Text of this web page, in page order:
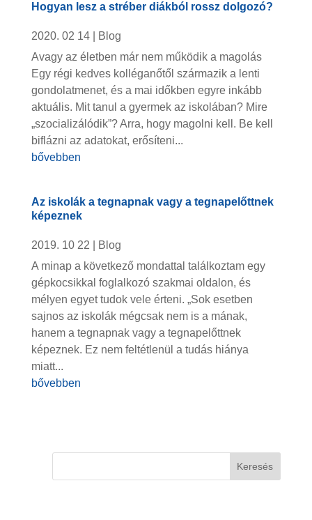
Hogyan lesz a stréber diákból rossz dolgozó?
2020. 02 14|
Blog
Avagy az életben már nem működik a magolás
Egy régi kedves kolléganőtől származik a lenti
gondolatmenet, és a mai időkben egyre inkább
aktuális. Mit tanul a gyermek az iskolában? Mire
„szocializálódik”? Arra, hogy magolni kell. Be kell
biflázni az adatokat, erősíteni...
bővebben
Az iskolák a tegnapnak vagy a tegnapelőttnek
képeznek
2019. 10 22
Blog
A minap a következő mondattal találkoztam egy
gépkocsikkal foglalkozó szakmai oldalon, és
mélyen egyet tudok vele érteni. „Sok esetben
sajnos az iskolák mégcsak nem is a mának,
hanem a tegnapnak vagy a tegnapelőttnek
képeznek. Ez nem feltétlenül a tudás hiánya
miatt...
bővebben